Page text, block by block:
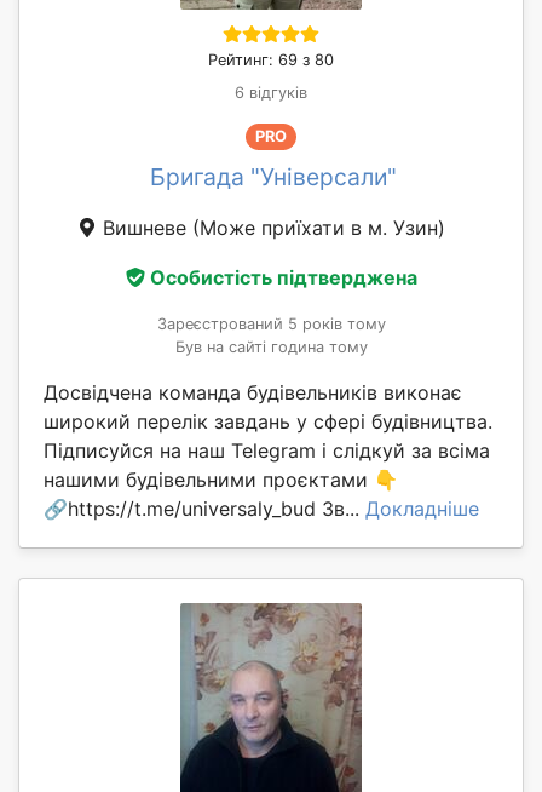
Рейтинг: 69 з 80
6 відгуків
PRO
Бригада "Універсали"
Вишневе (Може приїхати в м. Узин)
Особистість підтверджена
Зареєстрований 5 років тому
Був на сайті година тому
Досвідчена команда будівельників виконає
широкий перелік завдань у сфері будівництва.
Підписуйся на наш Telegram і слідкуй за всіма
нашими будівельними проєктами 👇
🔗https://t.me/universaly_bud Зв... Докладніше